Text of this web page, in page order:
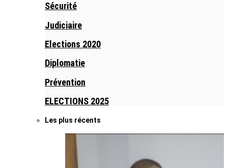
Sécurité
Judiciaire
Elections 2020
Diplomatie
Prévention
ELECTIONS 2025
Les plus récents